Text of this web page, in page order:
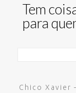
Tem
para
Chico Xavier